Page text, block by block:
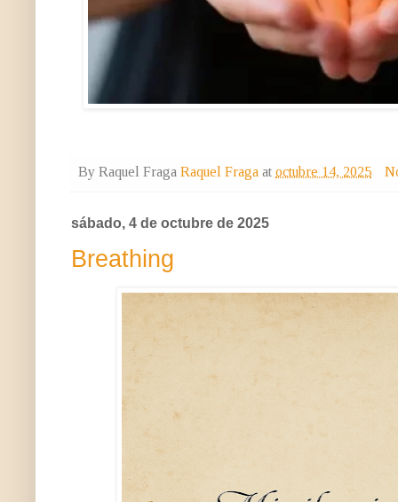
By Raquel Fraga Raquel Fraga at octubre 14, 2025
sábado, 4 de octubre de 2025
Breathing